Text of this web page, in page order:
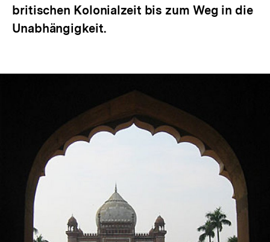
britischen Kolonialzeit bis zum Weg in die
Unabhängigkeit.